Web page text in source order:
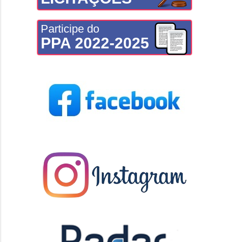
Participe do
PPA 2022-2025